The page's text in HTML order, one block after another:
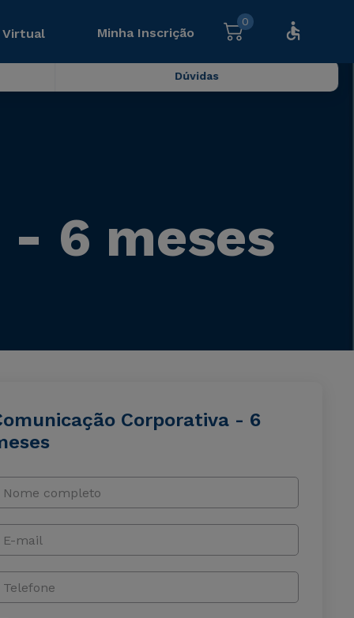
Virtual Minha Inscrição
0
Dúvidas
6 meses
Corporativa - 6
Nome completo
E-mail
Telefone